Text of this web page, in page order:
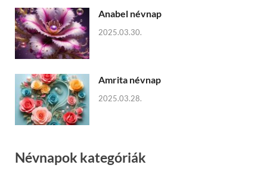
Anabel névnap
2025.03.30.
Amrita névnap
2025.03.28.
Névnapok kategóriák